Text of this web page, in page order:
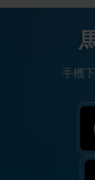
手機